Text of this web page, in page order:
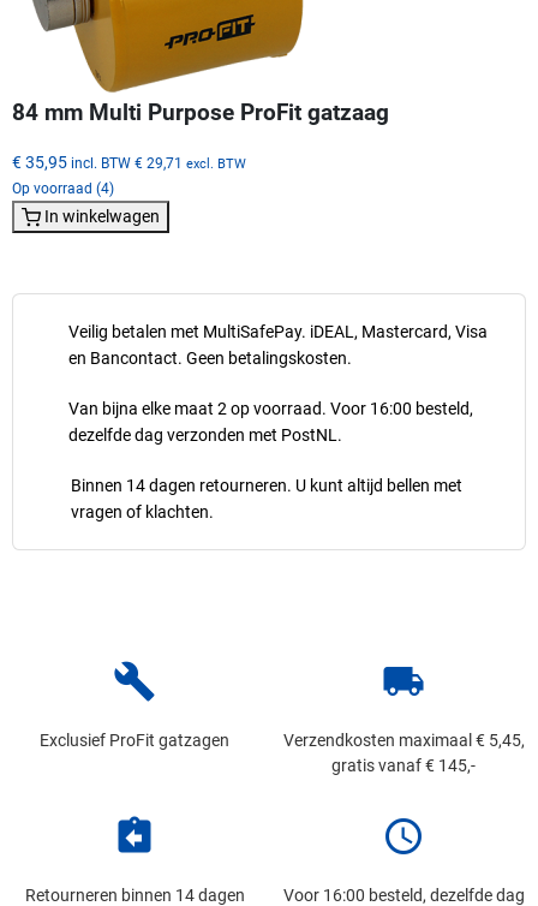
Veilig betalen met MultiSafePay. iDEAL, Mastercard, Visa
en Bancontact. Geen betalingskosten.
Van bijna elke maat 2 op voorraad. Voor 16:00 besteld,
dezelfde dag verzonden met PostNL.
Binnen 14 dagen retourneren. U kunt altijd bellen met
vragen of klachten.
84 mm Multi Purpose ProFit gatzaag
€ 35,95 incl. BTW € 29,71 excl. BTW
Op voorraad (4)
In winkelwagen
build
Exclusief ProFit gatzagen
local_shipping
Verzendkosten maximaal € 5,45,
gratis vanaf € 145,-
assignment_return
Retourneren binnen 14 dagen
schedule
Voor 16:00 besteld, dezelfde dag